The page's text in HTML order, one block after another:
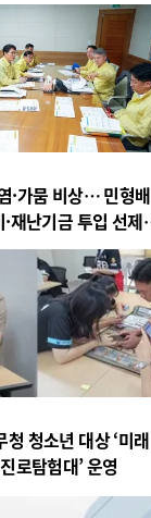
·가뭄 비상… 민형배
재난기금 투입 선제
청소년 대상 ‘미래
로탐험대’ 운영